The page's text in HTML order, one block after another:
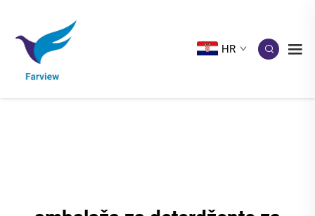
HR